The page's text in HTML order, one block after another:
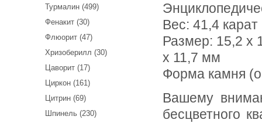
Турмалин (499)
Фенакит (30)
Флюорит (47)
Хризоберилл (30)
Цаворит (17)
Циркон (161)
Цитрин (69)
Шпинель (230)
Вес: 41,4 карат
Размер: 15,2 х
х 11,7 мм
Форма камня
Вашему вниманию предлагается крупный набор чистейшего
бесцветного